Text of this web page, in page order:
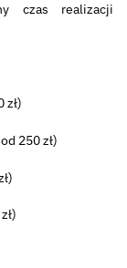
czas realizacji
zł)
250 zł)